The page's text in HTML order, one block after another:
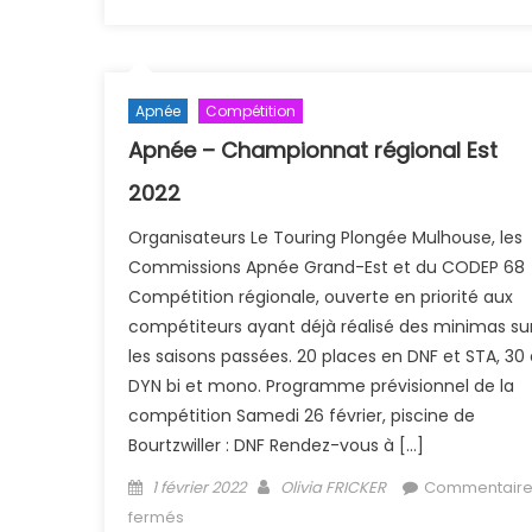
Apnée Compétition
Apnée – Championnat régional Est
2022
Organisateurs Le Touring Plongée Mulhouse, les
Commissions Apnée Grand-Est et du CODEP 68
Compétition régionale, ouverte en priorité aux
compétiteurs ayant déjà réalisé des minimas
les saisons passées. 20 places en DNF et STA, 30
DYN bi et mono. Programme prévisionnel de la
compétition Samedi 26 février, piscine de
Bourtzwiller : DNF Rendez-vous à […]
Posted on
1 février 2022 Author
Olivia FRICKER
fermés